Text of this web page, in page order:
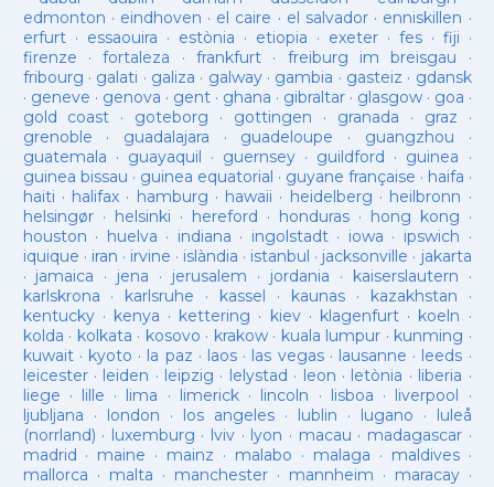
edmonton · eindhoven · el caire · el salvador · enniskillen ·
erfurt· essaouira · estònia · etiopia · exeter· fes· fiji ·
firenze ·fortaleza · frankfurt· freiburg im breisgau ·
fribourg · galati · galiza · galway· gambia · gasteiz · gdansk
· geneve · genova · gent· ghana · gibraltar· glasgow· goa ·
gold coast · goteborg · gottingen · granada · graz ·
grenoble · guadalajara · guadeloupe · guangzhou ·
guatemala · guayaquil · guernsey· guildford · guinea ·
guinea bissau · guinea equatorial · guyane française · haifa ·
haiti · halifax · hamburg · hawaii · heidelberg · heilbronn ·
helsingør· helsinki · hereford · honduras· hong kong ·
houston · huelva · indiana · ingolstadt· iowa · ipswich ·
iquique · iran · irvine · islàndia · istanbul · jacksonville · jakarta
· jamaica · jena · jerusalem · jordania · kaiserslautern ·
karlskrona · karlsruhe · kassel · kaunas· kazakhstan ·
kentucky· kenya · kettering · kiev· klagenfurt · koeln ·
kolda · kolkata · kosovo · krakow· kuala lumpur · kunming ·
kuwait· kyoto · la paz · laos· las vegas· lausanne · leeds ·
leicester· leiden · leipzig · lelystad · leon · letònia · liberia ·
liege · lille · lima · limerick· lincoln · lisboa · liverpool ·
ljubljana · london · los angeles· lublin · lugano · luleå
(norrland) · luxemburg · lviv · lyon · macau · madagascar·
madrid · maine · mainz · malabo · malaga · maldives·
mallorca · malta · manchester· mannheim · maracay·